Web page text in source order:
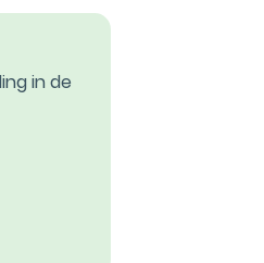
in de